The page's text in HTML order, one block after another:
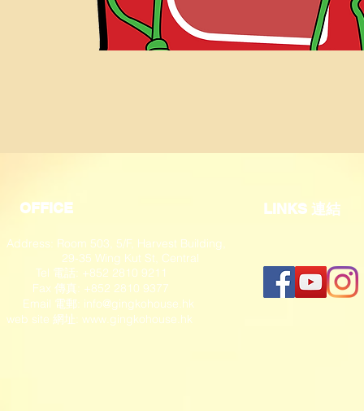
OFFICE
Address: Room 503, 5/F, Harvest Building,
29-35 Wing Kut St, Central
Tel 電話: +852 2810 9211
Fax 傳真: +852 2810 9377
​ Email 電郵: info@gingkohouse.hk
web site 網址: www.gingkohouse.hk
​LINKS 連結